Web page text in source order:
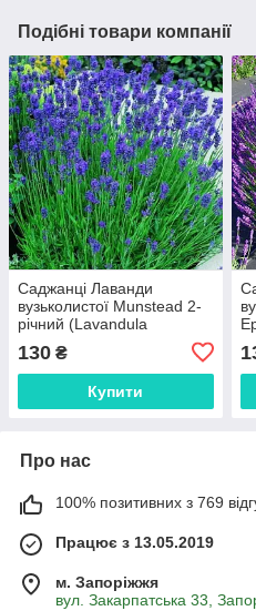
Подібні товари компанії
Саджанці Лаванди
вузьколистої Munstead 2-
річний (Lavandula
130 ₴
Купити
Про нас
100% позитивних з 769
Працює з 13.05.2019
м. Запоріжжя
вул. Закарпатська 33,